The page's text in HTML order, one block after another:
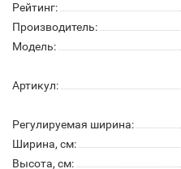
Рейтинг:
Производитель:
Модель:
Артикул:
Регулируемая ширина:
Ширина, см:
Высота, см: